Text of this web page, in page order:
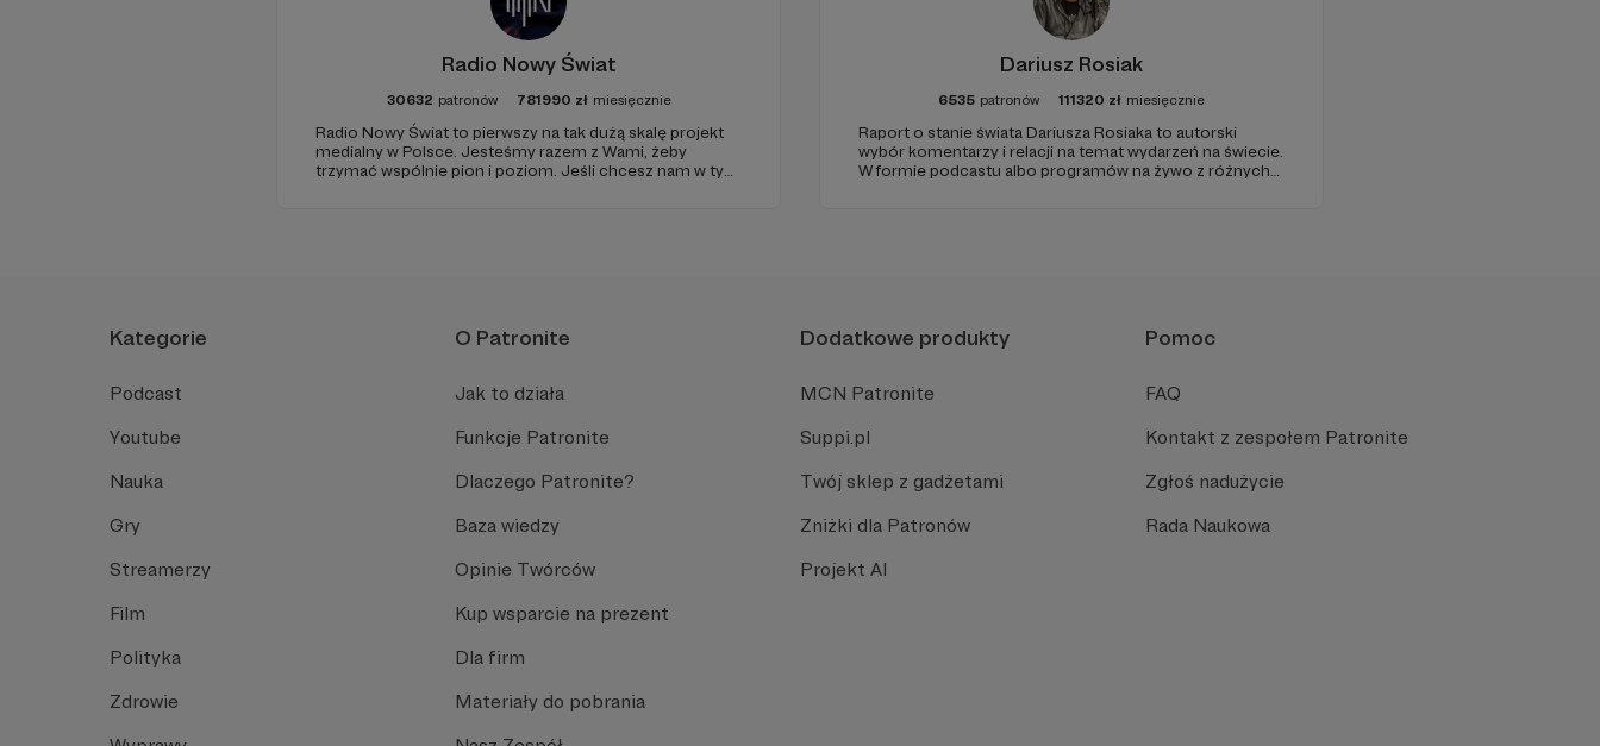
Radio Nowy Świat
30632 patronów 781990 zł miesięcznie
Radio Nowy Świat to pierwszy na tak dużą skalę projekt
medialny w Polsce. Jesteśmy razem z Wami, żeby
trzymać wspólnie pion i poziom. Jeśli chcesz nam w tym
Dariusz Rosiak
6535 patronów 111320 zł miesięcznie
Raport o stanie świata Dariusza Rosiaka to autorski
wybór komentarzy i relacji na temat wydarzeń na świecie.
W formie podcastu albo programów na żywo z różnych
Kategorie
Podcast
Youtube
Nauka
Gry
Streamerzy
Film
Polityka
Zdrowie
O Patronite
Jak to działa
Funkcje Patronite
Dlaczego Patronite?
Baza wiedzy
Opinie Twórców
Kup wsparcie na prezent
Dla firm
Materiały do pobrania
Dodatkowe produkty
MCN Patronite
Suppi.pl
Twój sklep z gadżetami
Zniżki dla Patronów
Projekt AI
Pomoc
FAQ
Kontakt z zespołem Patronite
Zgłoś nadużycie
Rada Naukowa